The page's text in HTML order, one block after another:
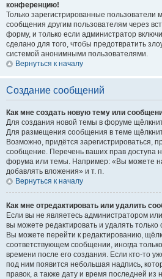
конференцию!
Только зарегистрированные пользователи
сообщения другим пользователям через
форму, и только если администратор
сделано для того, чтобы предотвратить
системой анонимными пользователями.
Вернуться к началу
Создание сообщений
Как мне создать новую тему или
Для создания новой темы в форуме
Для размещения сообщения в теме
Возможно, придётся зарегистрироваться,
сообщение. Перечень ваших прав доступа
форума или темы. Например: «Вы можете
добавлять вложения» и т. п.
Вернуться к началу
Как мне отредактировать или удалить
Если вы не являетесь администратором
вы можете редактировать и удалять
Вы можете перейти к редактированию,
соответствующем сообщении, иногда
времени после его создания. Если кто-то
под ним появится небольшая надпись,
правок, а также дату и время последней из